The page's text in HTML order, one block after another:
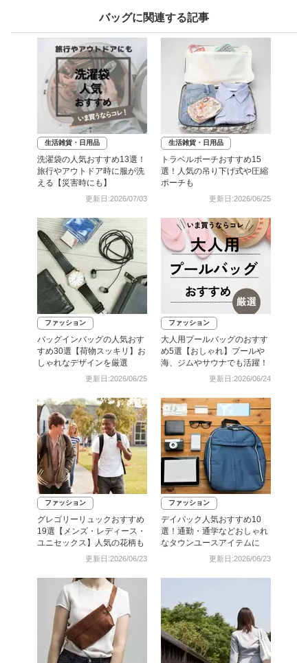
バッグに関連する記事
生活雑貨・日用品
洗濯袋の人気おすすめ13選！
旅行やアウトドア時に服が洗
える【災害時にも】
更新日:2026/07/03
生活雑貨・日用品
トラベルポーチおすすめ15
選！人気の吊り下げ式や圧縮
ポーチも
更新日:2026/06/25
ファッション
バッグインバッグの人気おす
すめ30選【荷物スッキリ】お
しゃれなデザインを厳選
更新日:2026/06/25
ファッション
大人用プールバッグのおすす
め5選【おしゃれ】プールや
海、ジムやサウナでも活躍！
更新日:2026/06/24
ファッション
グレゴリーリュックおすすめ
19選【メンズ・レディース・
ユニセックス】人気の花柄も
更新日:2026/06/23
ファッション
デイパック人気おすすめ10
選！通勤・通学などおしゃれ
なタウンユースアイテムに
更新日:2026/06/23